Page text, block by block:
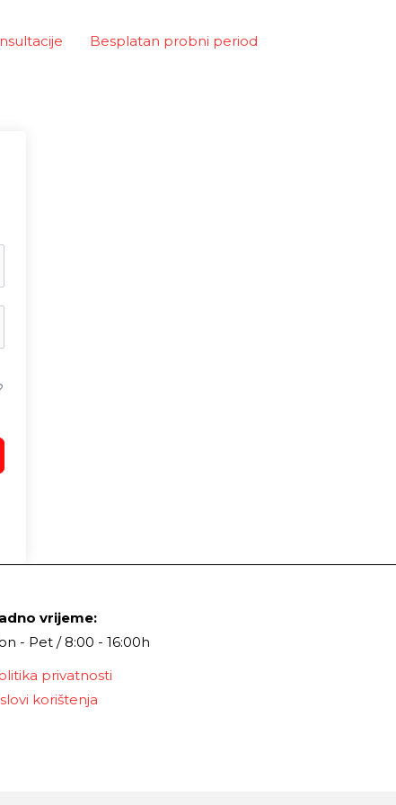
Besplatan probni period
vrijeme:
- Pet / 8:00 - 16:00h
privatnosti
korištenja